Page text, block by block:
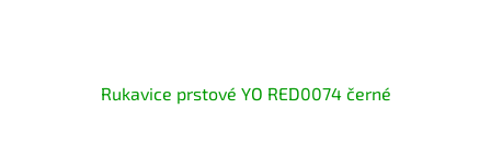
Rukavice prstové YO RED0074 černé